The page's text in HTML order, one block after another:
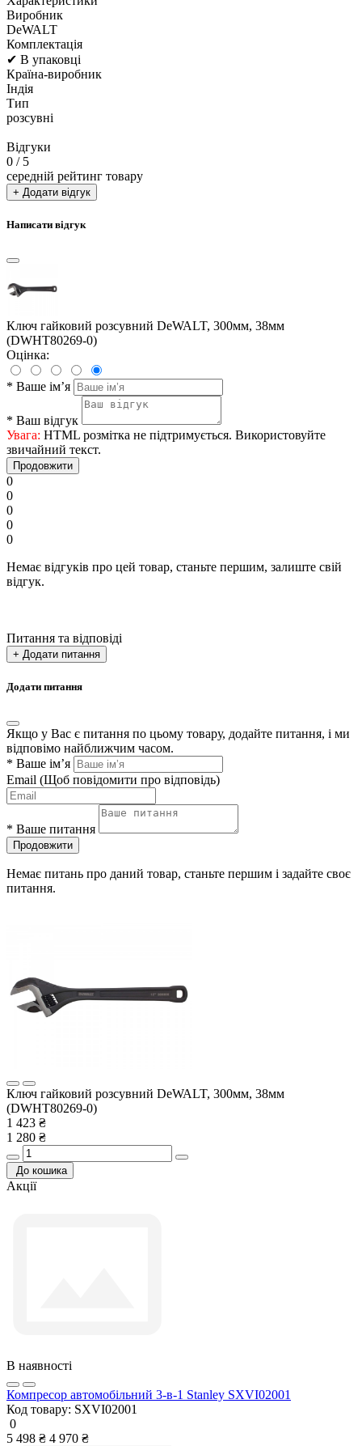
Виробник
DeWALT
Комплектація
✔ В упаковці
Країна-виробник
Індія
Тип
розсувні
Відгуки
0 / 5
середній рейтинг товару
+ Додати відгук
Написати відгук
Ключ гайковий розсувний DeWALT, 300мм, 38мм
(DWHT80269-0)
Оцінка:
* Ваше ім’я
* Ваш відгук
Увага: HTML розмітка не підтримується. Використовуйте
звичайний текст.
Продовжити
0
0
0
0
0
Немає відгуків про цей товар, станьте першим, залиште свій
відгук.
Питання та відповіді
+ Додати питання
Додати питання
Якщо у Вас є питання по цьому товару, додайте питання, і ми
відповімо найближчим часом.
* Ваше ім’я
Email (Щоб повідомити про відповідь)
* Ваше питання
Продовжити
Немає питань про даний товар, станьте першим і задайте своє
питання.
Ключ гайковий розсувний DeWALT, 300мм, 38мм
(DWHT80269-0)
1 423 ₴
1 280 ₴
До кошика
Акції
В наявності
Компресор автомобільний 3-в-1 Stanley SXVI02001
Код товару: SXVI02001
0
5 498 ₴ 4 970 ₴